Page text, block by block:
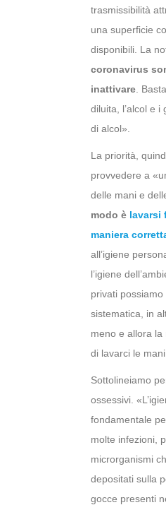
trasmissibilità
una superficie
disponibili. La
coronavirus
inattivare .
diluita, l’alcol e i
di alcol».
La priorità,
provvedere a
delle mani e
modo è lavarsi
maniera
all’igiene
l’igiene
privati
sistematica, in
meno e allora la
di lavarci le
Sottolineiamo
ossessivi.
fondamentale
molte infezioni,
microrganismi
depositati sulla
gocce presenti